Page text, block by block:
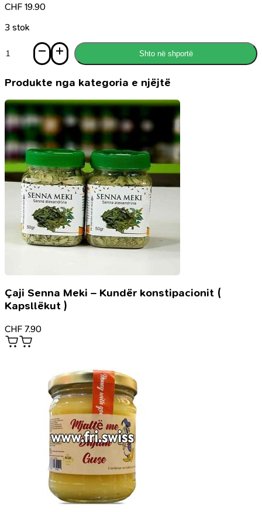
CHF 19.90
3 stok
Astrofizika
ata
e
kanë
me
nxitim
Shto në shportë
Produkte nga kategoria e njëjtë
Çaji Senna Meki – Kundër konstipacionit (
Kapsllëkut )
CHF 7.90